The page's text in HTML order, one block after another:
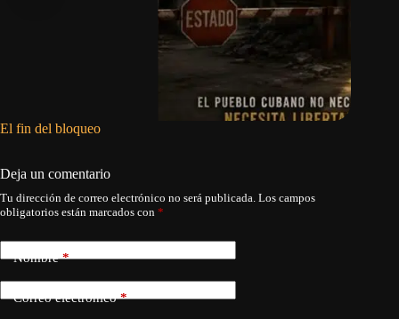
El fin del bloqueo
Deja un comentario
Tu dirección de correo electrónico no será publicada. Los campos
obligatorios están marcados con *
Nombre*
Correo electrónico*